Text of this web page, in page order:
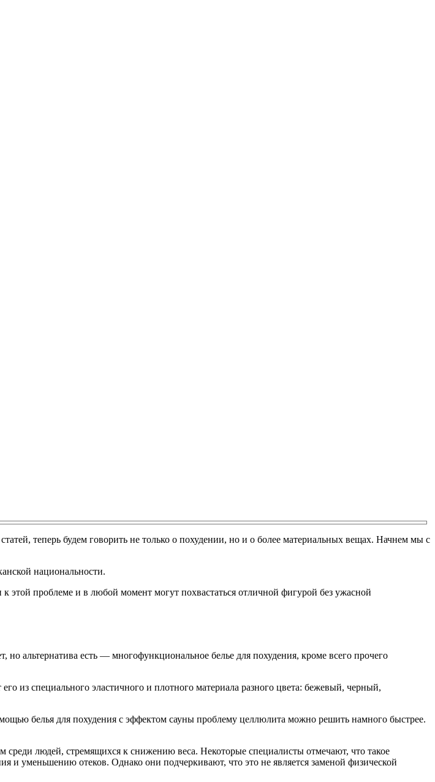
теперь будем говорить не только о похудении, но и о более материальных вещах. Начнем мы с
национальности.
проблеме и в любой момент могут похвастаться отличной фигурой без ужасной
альтернатива есть — многофункциональное белье для похудения, кроме всего прочего
из специального эластичного и плотного материала разного цвета: бежевый, черный,
белья для похудения с эффектом сауны проблему целлюлита можно решить намного быстрее.
людей, стремящихся к снижению веса. Некоторые специалисты отмечают, что такое
и уменьшению отеков. Однако они подчеркивают, что это не является заменой физической